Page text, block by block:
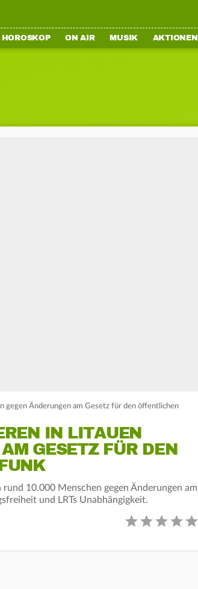
HOROSKOP ON AIR MUSIK AKTIONEN
gegen Änderungen am Gesetz für den öffentlichen
IN LITAUEN
GESETZ FÜR DEN
10.000 Menschen gegen Änderungen am
und LRTs Unabhängigkeit.